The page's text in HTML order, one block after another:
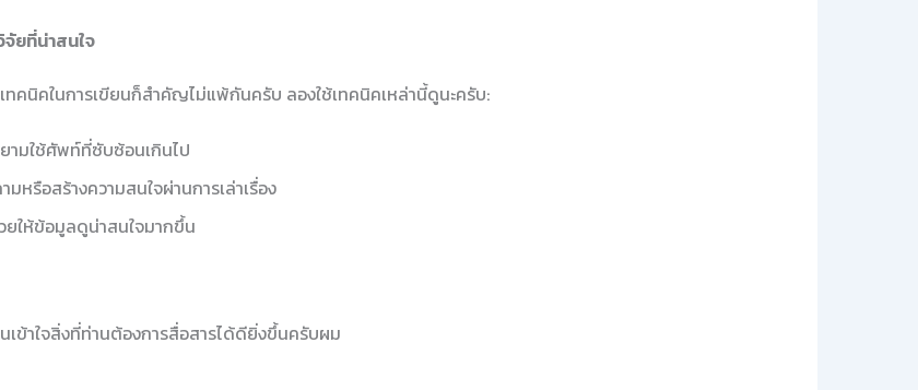
จัยที่น่าสนใจ
ทคนิคในการเขียนก็สำคัญไม่แพ้กันครับ ลองใช้เทคนิคเหล่านี้ดูนะครับ:
ามใช้ศัพท์ที่ซับซ้อนเกินไป
มหรือสร้างความสนใจผ่านการเล่าเรื่อง
ยให้ข้อมูลดูน่าสนใจมากขึ้น
เข้าใจสิ่งที่ท่านต้องการสื่อสารได้ดียิ่งขึ้นครับผม